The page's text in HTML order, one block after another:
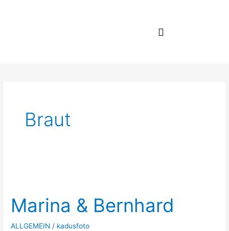
Braut
Marina & Bernhard
ALLGEMEIN / kadusfoto
Bernhard